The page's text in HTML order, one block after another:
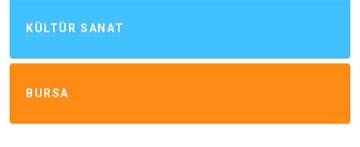
KÜLTÜR SANAT
BURSA